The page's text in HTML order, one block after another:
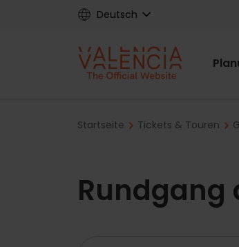
Deutsch
Startseite Tickets & Touren
Rundgang